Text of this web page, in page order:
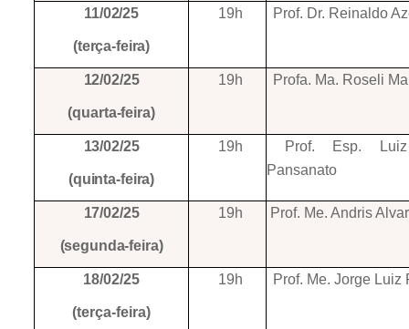
11/02/25
(terça-feira)
19h Prof. Dr. Reinaldo
12/02/25
(quarta-feira)
19h Profa. Ma. Roseli
13/02/25
(quinta-feira)
19h
Prof. Esp. Luiz
Pansanato
17/02/25
(segunda-feira)
19h Prof. Me. Andris
18/02/25
(terça-feira)
19h Prof. Me. Jorge Luiz